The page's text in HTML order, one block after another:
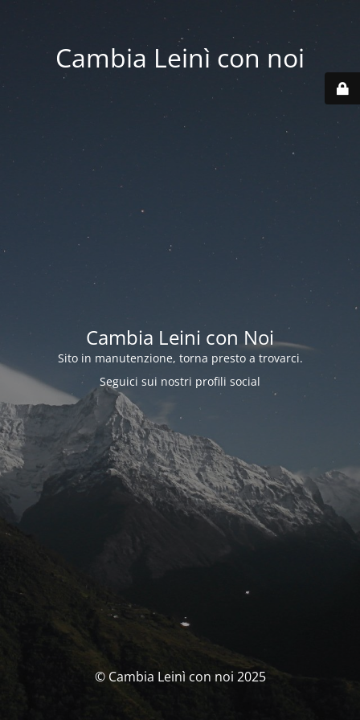
Cambia Leinì con noi
Cambia Leini con Noi
Sito in manutenzione, torna presto a trovarci.
Seguici sui nostri profili social
© Cambia Leinì con noi 2025